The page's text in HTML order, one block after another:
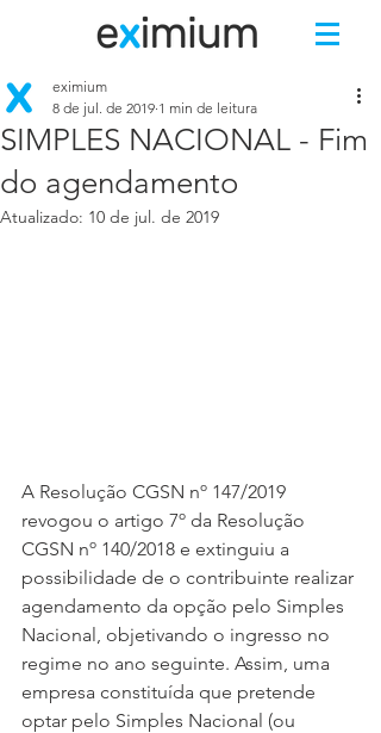
SIMPLES NACIONAL - Fim
do agendamento
eximium
8 de jul. de 2019 1 min de leitura
Atualizado: 10 de jul. de 2019
A Resolução CGSN nº 147/2019
revogou o artigo 7º da Resolução
CGSN nº 140/2018 e extinguiu a
possibilidade de o contribuinte realizar
agendamento da opção pelo Simples
Nacional, objetivando o ingresso no
regime no ano seguinte. Assim, uma
empresa constituída que pretende
optar pelo Simples Nacional (ou